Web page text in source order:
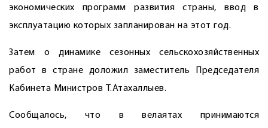
экономических программ развития страны, ввод в
эксплуатацию которых запланирован на этот год.
Затем о динамике сезонных сельскохозяйственных
работ в стране доложил заместитель Председателя
Кабинета Министров Т.Атахаллыев.
Сообщалось, что в велаятах принимаются